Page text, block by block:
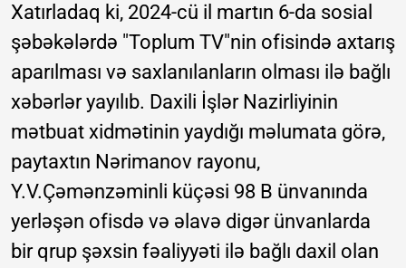
Xatırladaq ki, 2024-cü il martın 6-da sosial
şəbəkələrdə "Toplum TV"nin ofisində axtarış
aparılması və saxlanılanların olması ilə bağlı
xəbərlər yayılıb. Daxili İşlər Nazirliyinin
mətbuat xidmətinin yaydığı məlumata görə,
paytaxtın Nərimanov rayonu,
Y.V.Çəmənzəminli küçəsi 98 B ünvanında
yerləşən ofisdə və əlavə digər ünvanlarda
bir qrup şəxsin fəaliyyəti ilə bağlı daxil olan